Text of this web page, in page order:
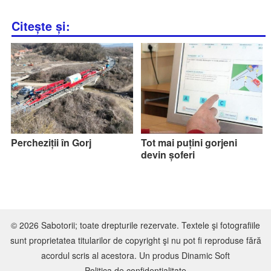
Citește și:
Percheziții în Gorj
Tot mai puțini gorjeni
devin șoferi
© 2026 Sabotorii; toate drepturile rezervate. Textele şi fotografiile
sunt proprietatea titularilor de copyright şi nu pot fi reproduse fără
acordul scris al acestora. Un produs Dinamic Soft